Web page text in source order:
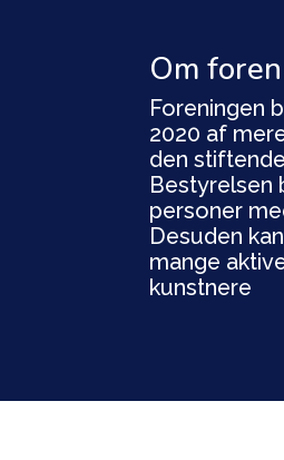
Om
Foreningen
2020 af
den
Bestyrelsen
personer
Desuden
mange
kunstnere